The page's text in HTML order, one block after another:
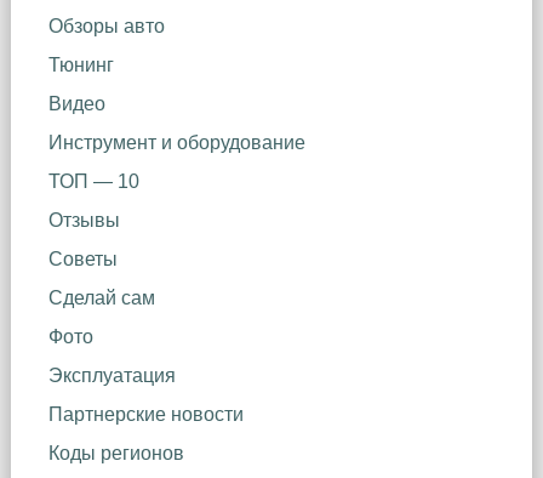
Обзоры авто
Тюнинг
Видео
Инструмент и оборудование
ТОП — 10
Отзывы
Советы
Сделай сам
Фото
Эксплуатация
Партнерские новости
Коды регионов